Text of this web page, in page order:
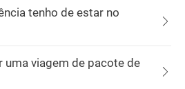
tenho de estar no
uma viagem de pacote de